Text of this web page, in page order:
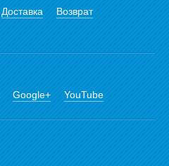
Доставка
Возврат
Google+ YouTube